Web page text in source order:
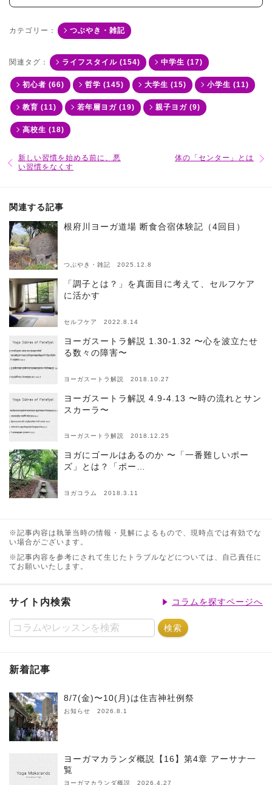
カテゴリー： つぶやき・雑記
関連タグ： ライフスタイル (154) 中学生 (17)
初心者 (66) 哲学 (145) 大学生 (15) 小学生 (11)
教育 (11) 若年層ヨガ (19) 親子ヨガ (9)
高校生 (18)
新しい習慣を始める前に、悪
い習慣をなくす
体の「センター」とは
関連する記事
根府川ヨーガ道場 断食合宿体験記（4回目）
つぶやき・雑記 2025.12.8
「調子とは？」を真面目に考えて、セルフケア
に活かす
セルフケア 2022.8.14
ヨーガスートラ解説 1.30-1.32 〜心を波立たせ
る数々の障害〜
ヨーガスートラ解説 2018.10.27
ヨーガスートラ解説 4.9-4.13 〜時の流れとサン
スカーラ〜
ヨーガスートラ解説 2018.12.25
ヨガにゴールはあるのか 〜「一番難しいポー
ズ」とは？「ポー…
ヨガコラム 2018.3.11
※記事内容は執筆当時の情報・見解によるもので、現時点では有効でな
い場合がございます。
※記事内容を参考にされて生じたトラブルなどについては、自己責任に
てお願いいたします。
サイト内検索 コラムを探すページへ
新着記事
8/7(金)〜10(月)は住吉神社例祭
お知らせ 2026.8.1
ヨーガマカランダ概説【16】第4章 アーサナ一
覧
ヨーガマカランダ概説 2026.4.27